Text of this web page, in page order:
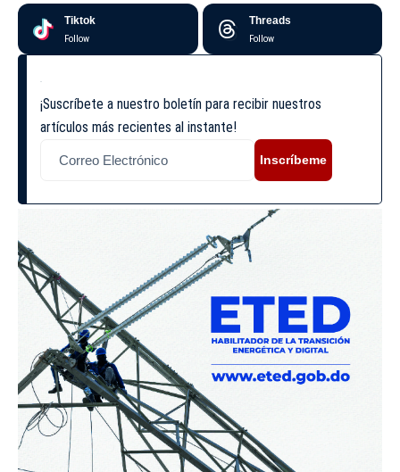
Tiktok
Follow
Threads
Follow
¡Suscríbete a nuestro boletín para recibir nuestros
artículos más recientes al instante!
Inscríbeme